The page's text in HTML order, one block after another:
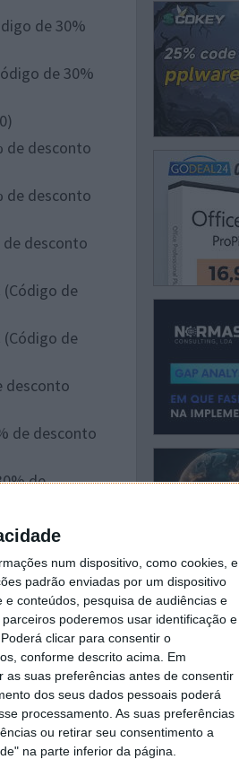
num dispositivo, como cookies, e
padrão enviadas por um dispositivo
conteúdos, pesquisa de audiências e
poderemos usar identificação e
clicar para consentir o
conforme descrito acima. Em
suas preferências antes de consentir
dos seus dados pessoais poderá
processamento. As suas preferências
ou retirar seu consentimento a
na parte inferior da página.
de 30%
de 30%
de desconto
de desconto
de desconto
(Código de
(Código de
desconto
de desconto
de
escrever
escrever
e
partir de